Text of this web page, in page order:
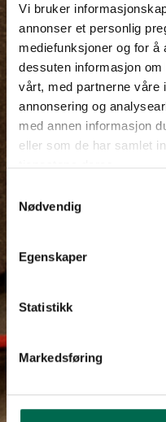
Vi bruker
annonser et personlig
mediefunksjoner og for å
dessuten informasjon
vårt, med partnerne våre
annonsering og
med annen informasjon
eller som de har samlet
Nødvendig
Egenskaper
Statistikk
Markedsføring